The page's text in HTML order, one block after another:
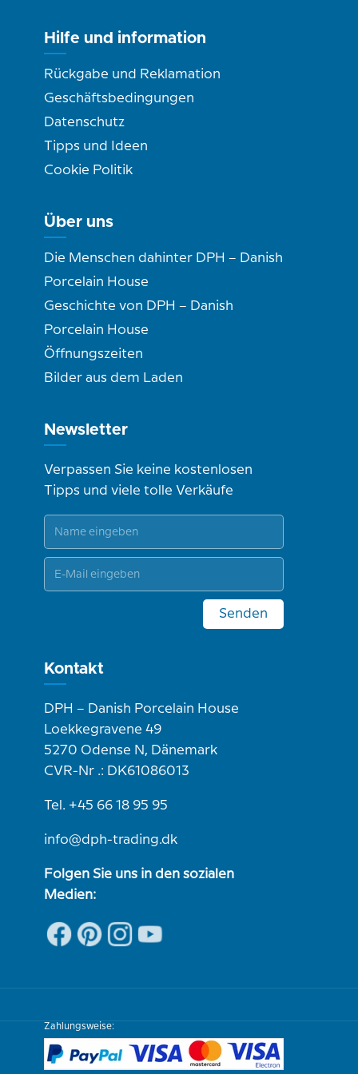
Hilfe und information
Rückgabe und Reklamation
Geschäftsbedingungen
Datenschutz
Tipps und Ideen
Cookie Politik
Über uns
Die Menschen dahinter DPH – Danish
Porcelain House
Geschichte von DPH – Danish
Porcelain House
Öffnungszeiten
Bilder aus dem Laden
Newsletter
Verpassen Sie keine kostenlosen
Tipps und viele tolle Verkäufe
Senden
Kontakt
DPH – Danish Porcelain House
Loekkegravene 49
5270 Odense N, Dänemark
CVR-Nr .: DK61086013
Tel. +45 66 18 95 95
info@dph-trading.dk
Folgen Sie uns in den sozialen
Medien:
Zahlungsweise: